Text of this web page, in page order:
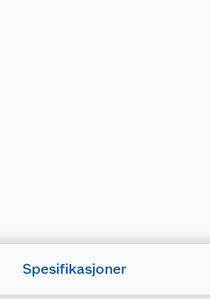
Spesifikasjoner